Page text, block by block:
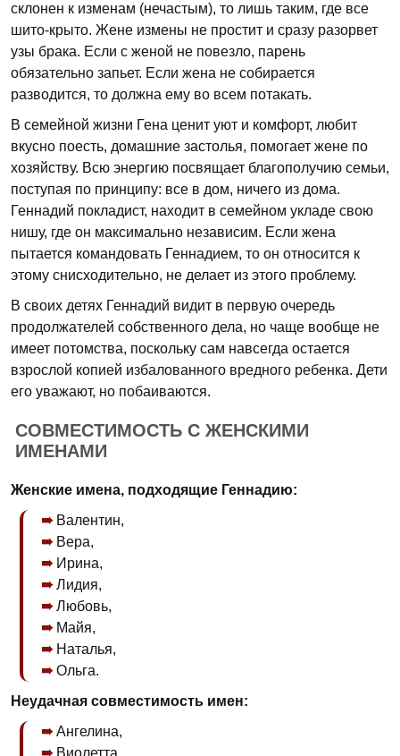
склонен к изменам (нечастым), то лишь таким, где все
шито-крыто. Жене измены не простит и сразу разорвет
узы брака. Если с женой не повезло, парень
обязательно запьет. Если жена не собирается
разводится, то должна ему во всем потакать.
В семейной жизни Гена ценит уют и комфорт, любит
вкусно поесть, домашние застолья, помогает жене по
хозяйству. Всю энергию посвящает благополучию семьи,
поступая по принципу: все в дом, ничего из дома.
Геннадий покладист, находит в семейном укладе свою
нишу, где он максимально независим. Если жена
пытается командовать Геннадием, то он относится к
этому снисходительно, не делает из этого проблему.
В своих детях Геннадий видит в первую очередь
продолжателей собственного дела, но чаще вообще не
имеет потомства, поскольку сам навсегда остается
взрослой копией избалованного вредного ребенка. Дети
его уважают, но побаиваются.
СОВМЕСТИМОСТЬ С ЖЕНСКИМИ
ИМЕНАМИ
Женские имена, подходящие Геннадию:
Валентин,
Вера,
Ирина,
Лидия,
Любовь,
Майя,
Наталья,
Ольга.
Неудачная совместимость имен:
Ангелина,
Виолетта,